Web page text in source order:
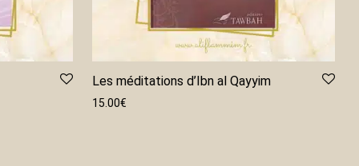
Les méditations d’Ibn al Qayyim
15.00€